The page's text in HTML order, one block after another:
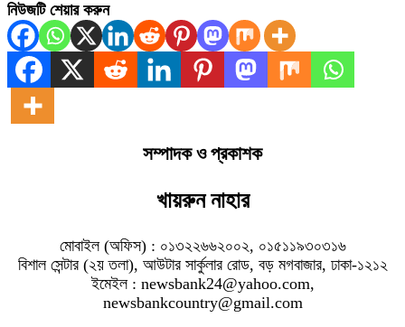
নিউজটি শেয়ার করুন
সম্পাদক ও প্রকাশক
খায়রুন নাহার
মোবাইল (অফিস) : ০১৩২২৬৬২০০২, ০১৫১১৯৩০৩১৬
বিশাল সেন্টার (২য় তলা), আউটার সার্কুলার রোড, বড় মগবাজার, ঢাকা-১২১২
ইমেইল : newsbank24@yahoo.com,
newsbankcountry@gmail.com